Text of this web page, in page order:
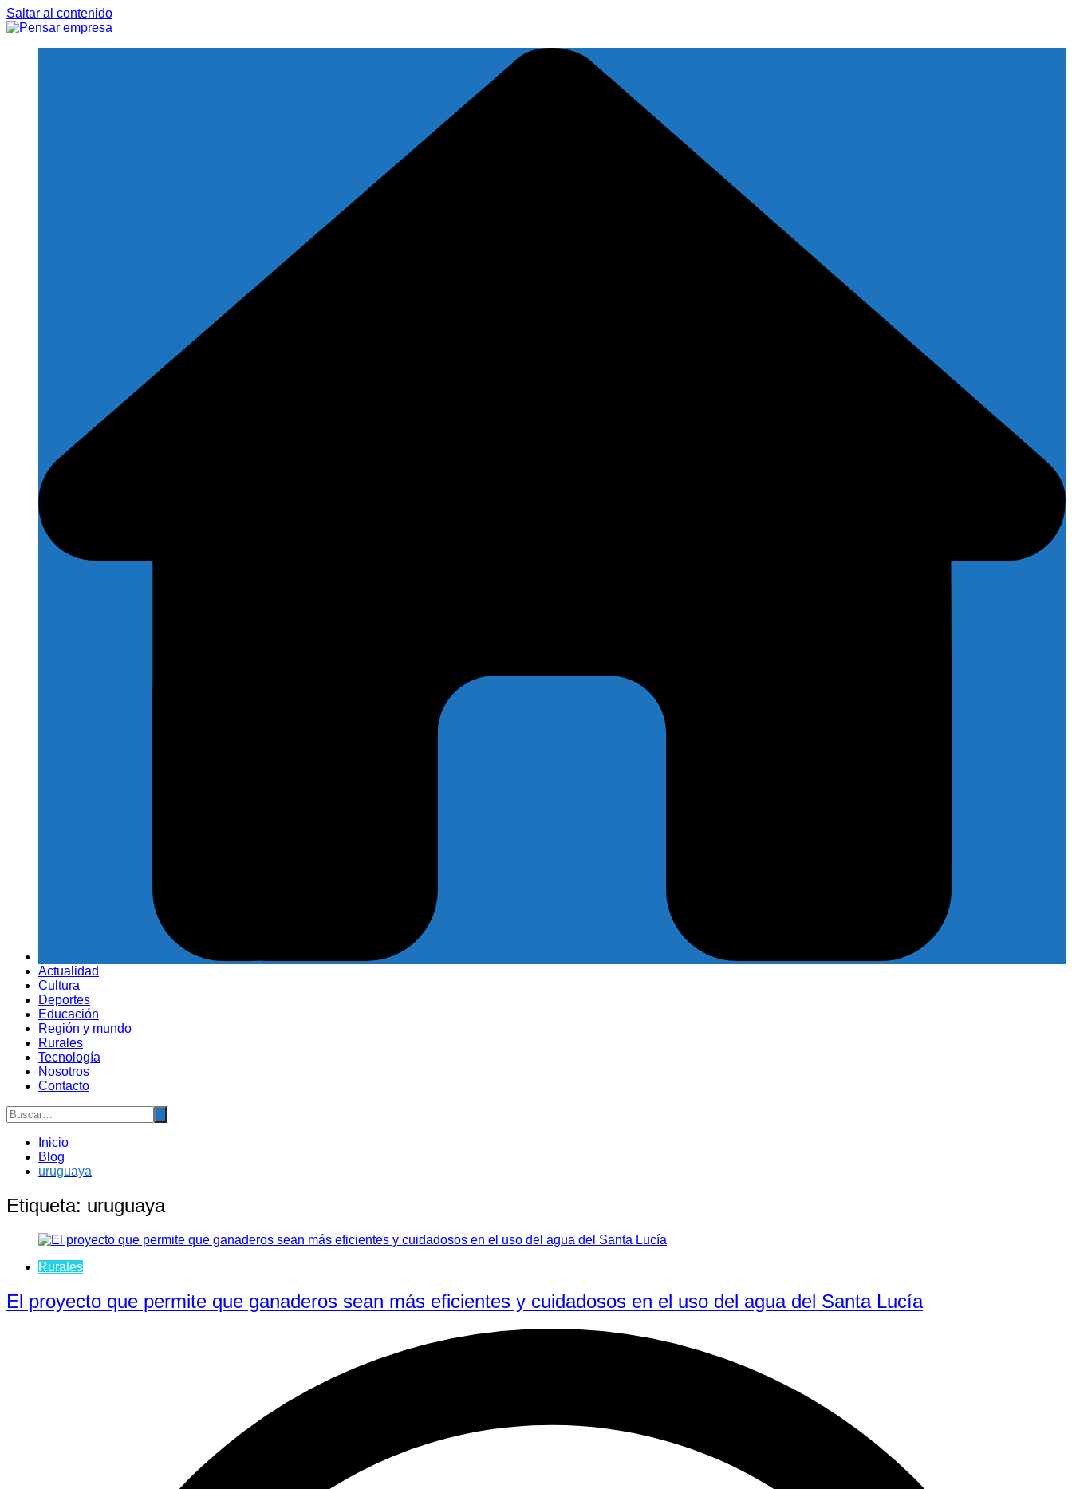
Saltar al contenido
Actualidad
Cultura
Deportes
Educación
Región y mundo
Rurales
Tecnología
Nosotros
Contacto
Inicio
Blog
uruguaya
Etiqueta: uruguaya
Rurales
El proyecto que permite que ganaderos sean más eficientes y cuidadosos en el uso del agua del Santa Lucía